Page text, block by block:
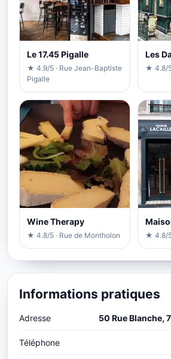
Le 17.45 Pigalle
★ 4.9/5 · Rue Jean-Baptiste
Pigalle
Les
★ 4.8/5
Wine Therapy
★ 4.8/5 · Rue de Montholon ★ 4.8/5
Informations pratiques
Adresse 50 Rue Blanche,
Téléphone